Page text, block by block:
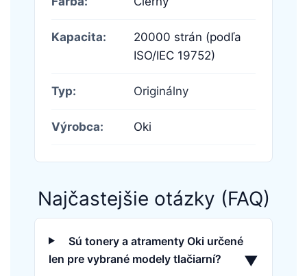
Kapacita:
20000 strán (podľa
ISO/IEC 19752)
Typ: Originálny
Výrobca: Oki
Najčastejšie otázky (FAQ)
Sú tonery a atramenty Oki určené
len pre vybrané modely tlačiarní?
▼